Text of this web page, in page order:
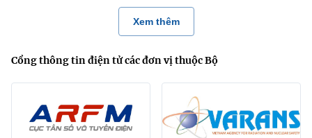
Xem thêm
Cổng thông tin điện tử các đơn vị thuộc Bộ